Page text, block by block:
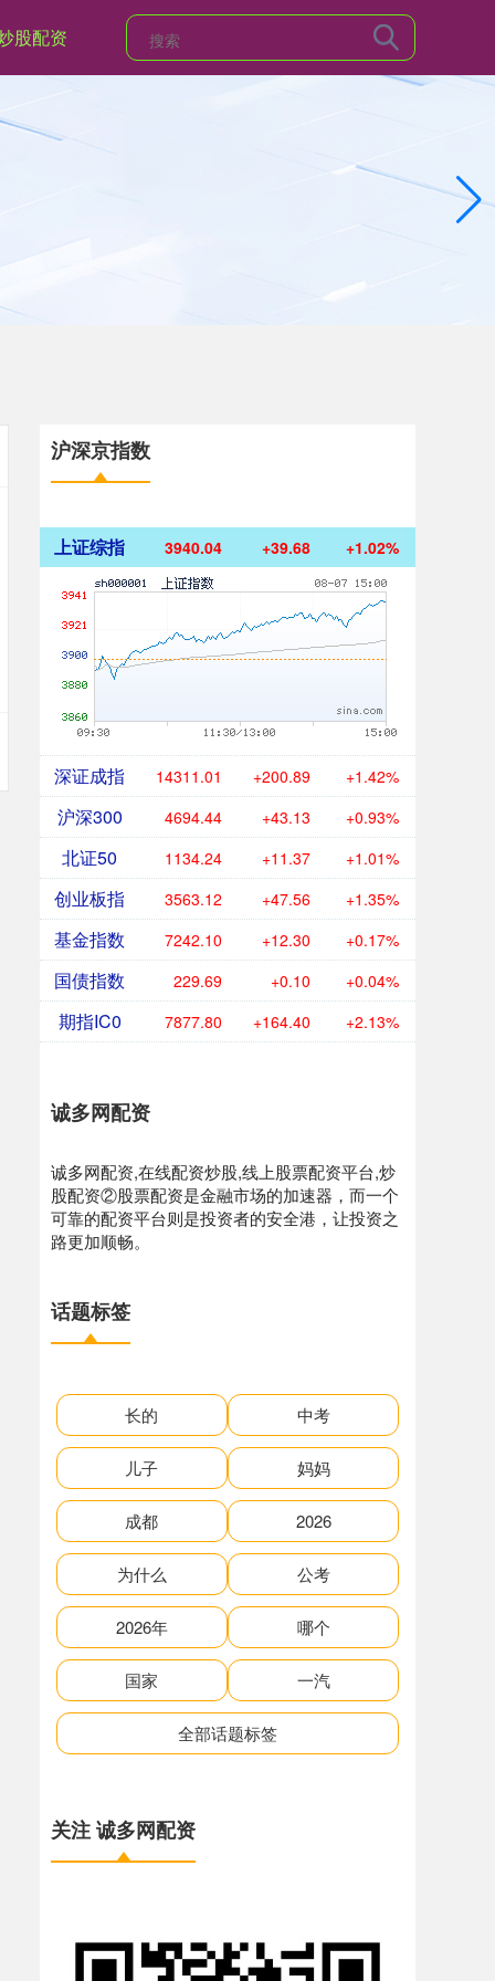
股配资
沪深京指数
上证综指 3940.04 +39.68 +1.02%
深证成指 14311.01 +200.89 +1.42%
沪深300 4694.44 +43.13 +0.93%
北证50 1134.24 +11.37 +1.01%
创业板指 3563.12 +47.56 +1.35%
基金指数 7242.10 +12.30 +0.17%
国债指数 229.69 +0.10 +0.04%
期指IC0 7877.80 +164.40 +2.13%
诚多网配资
诚多网配资,在线配资炒股,线上股票配资平台,炒
股配资②股票配资是金融市场的加速器，而一个
可靠的配资平台则是投资者的安全港，让投资之
路更加顺畅。
话题标签
长的 中考
儿子 妈妈
成都 2026
为什么 公考
2026年 哪个
国家 一汽
全部话题标签
关注 诚多网配资